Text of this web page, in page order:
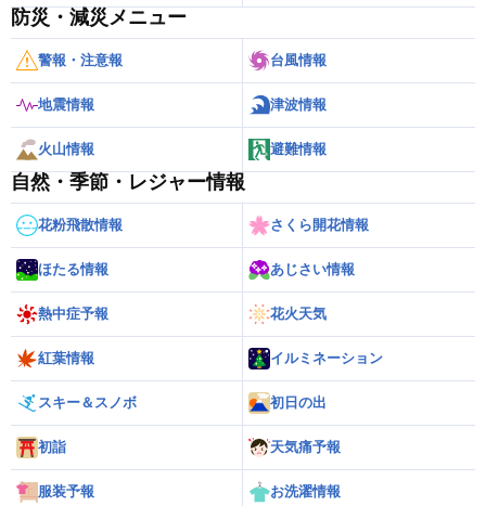
防災・減災メニュー
警報・注意報 台風情報
地震情報 津波情報
火山情報 避難情報
自然・季節・レジャー情報
花粉飛散情報 さくら開花情報
ほたる情報 あじさい情報
熱中症予報 花火天気
紅葉情報 イルミネーション
スキー＆スノボ 初日の出
初詣 天気痛予報
服装予報 お洗濯情報